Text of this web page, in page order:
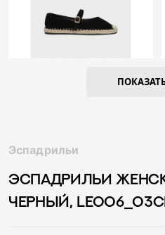
Эспадрильи
ЭСПАДРИЛЬИ
ЧЕРНЫЙ,